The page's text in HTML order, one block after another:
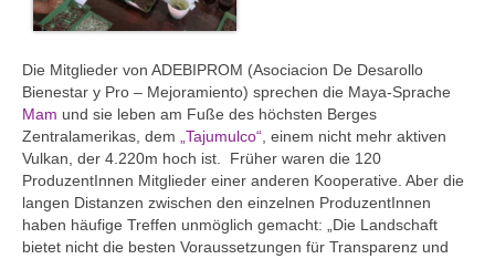
Die Mitglieder von ADEBIPROM (Asociacion De Desarollo
Bienestar y Pro – Mejoramiento) sprechen die Maya-Sprache
Mam und sie leben am Fuße des höchsten Berges
Zentralamerikas, dem
„Tajumulco“ , einem nicht mehr aktiven
Vulkan, der 4.220m hoch ist. Früher waren die 120
ProduzentInnen Mitglieder einer anderen Kooperative. Aber die
langen Distanzen zwischen den einzelnen ProduzentInnen
haben häufige Treffen unmöglich gemacht: „Die Landschaft
bietet nicht die besten Voraussetzungen für Transparenz und